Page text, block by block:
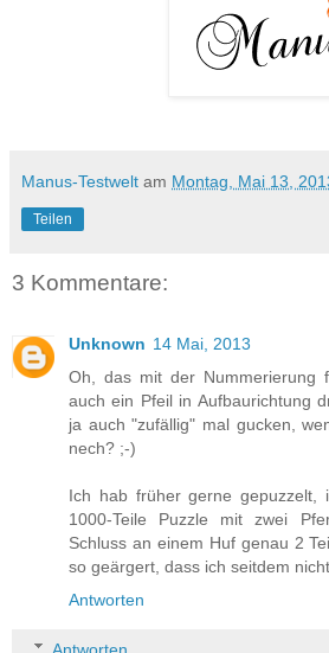
Manus-Testwelt am Montag, Mai 13,
Teilen
3 Kommentare:
Unknown 14 Mai, 2013
Oh, das mit der Nummerierung
auch ein Pfeil in Aufbaurichtung
ja auch "zufällig" mal gucken,
nech? ;-)
Ich hab früher gerne gepuzzelt,
1000-Teile Puzzle mit zwei
Schluss an einem Huf genau 2
so geärgert, dass ich seitdem
Antworten
Antworten